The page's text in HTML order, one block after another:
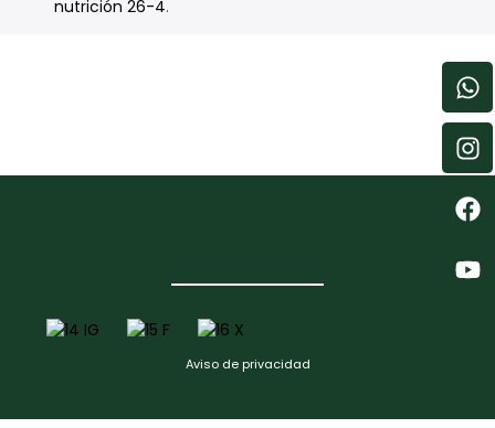
nutrición 26-4.
Aviso de privacidad